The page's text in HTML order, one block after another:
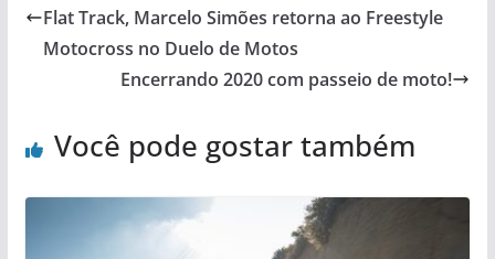
Flat Track, Marcelo Simões retorna ao Freestyle
Motocross no Duelo de Motos
Encerrando 2020 com passeio de moto!
Você pode gostar também